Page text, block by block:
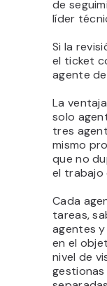
de
líder
Si la
el ticket
agente
La
solo
tres
mismo
que no
el
Cada
tareas,
agentes
en el
nivel de
gestionas